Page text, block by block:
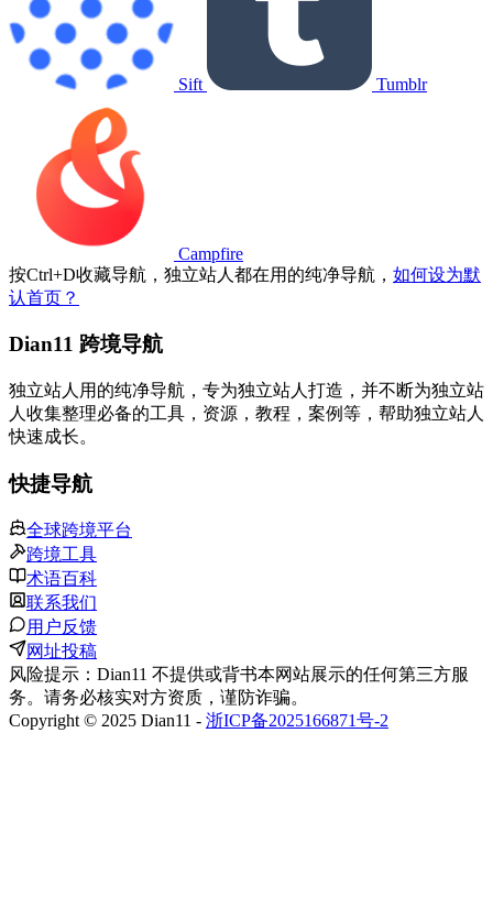
Sift Tumblr
Campfire
按Ctrl+D收藏导航，独立站人都在用的纯净导航， 如何设为默
认首页？
Dian11 跨境导航
独立站人用的纯净导航，专为独立站人打造，并不断为独立站
人收集整理必备的工具，资源，教程，案例等，帮助独立站人
快速成长。
快捷导航
全球跨境平台
跨境工具
术语百科
联系我们
用户反馈
网址投稿
风险提示：Dian11 不提供或背书本网站展示的任何第三方服
务。请务必核实对方资质，谨防诈骗。
Copyright © 2025 Dian11 - 浙ICP备2025166871号-2